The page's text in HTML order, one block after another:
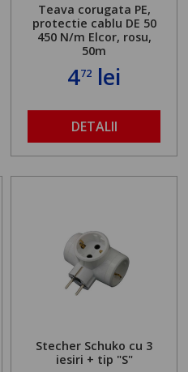
Teava corugata PE,
protectie cablu DE 50
450 N/m Elcor, rosu,
50m
472 lei
DETALII
Stecher Schuko cu 3
iesiri + tip "S"